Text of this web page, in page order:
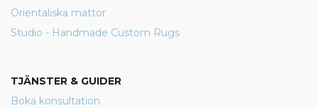
Orientaliska mattor
Studio - Handmade Custom Rugs
TJÄNSTER & GUIDER
Boka konsultation